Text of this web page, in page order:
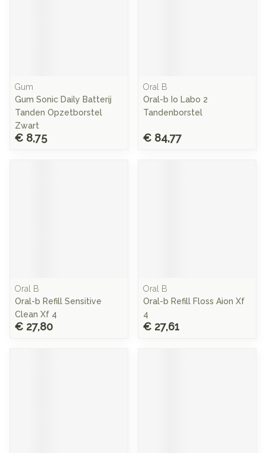
Gum
Gum Sonic Daily Batterij
Tanden Opzetborstel
Zwart
€ 8,75
Oral B
Oral-b Io Labo 2
Tandenborstel
€ 84,77
Oral B
Oral-b Refill Sensitive
Clean Xf 4
€ 27,80
Oral B
Oral-b Refill Floss Aion Xf
4
€ 27,61